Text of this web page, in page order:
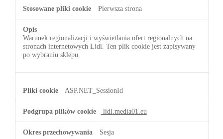
Pierwsza strona
Warunek regionalizacji i wyświetlania ofert regionalnych na
stronach internetowych Lidl. Ten plik cookie jest zapisywany
po wybraniu sklepu.
ASP.NET_SessionId
lidl.media01.eu
Sesja